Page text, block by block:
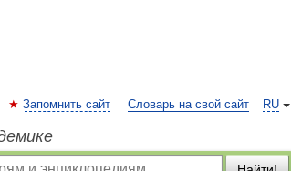
RU
Запомнить сайт Словарь на свой сайт